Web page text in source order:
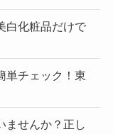
白化粧品だけで
単チェック！東
ませんか？正し